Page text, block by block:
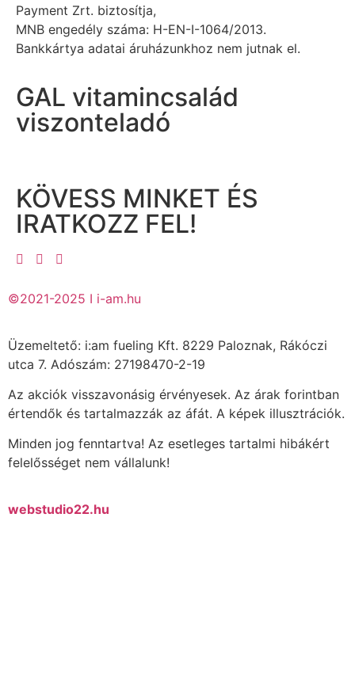
Payment Zrt. biztosítja,
MNB engedély száma: H-EN-I-1064/2013.
Bankkártya adatai áruházunkhoz nem jutnak el.
GAL vitamincsalád
viszonteladó
KÖVESS MINKET ÉS
IRATKOZZ FEL!
©2021-2025 I i-am.hu
Üzemeltető: i:am fueling Kft. 8229 Paloznak, Rákóczi
utca 7. Adószám: 27198470-2-19
Az akciók visszavonásig érvényesek. Az árak forintban
értendők és tartalmazzák az áfát. A képek illusztrációk.
Minden jog fenntartva! Az esetleges tartalmi hibákért
felelősséget nem vállalunk!
webstudio22.hu